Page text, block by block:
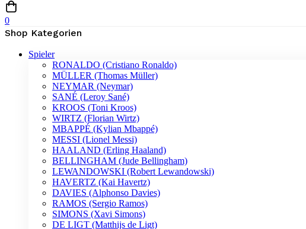
0
Shop Kategorien
Spieler
RONALDO (Cristiano Ronaldo)
MÜLLER (Thomas Müller)
NEYMAR (Neymar)
SANÉ (Leroy Sané)
KROOS (Toni Kroos)
WIRTZ (Florian Wirtz)
MBAPPÉ (Kylian Mbappé)
MESSI (Lionel Messi)
HAALAND (Erling Haaland)
BELLINGHAM (Jude Bellingham)
LEWANDOWSKI (Robert Lewandowski)
HAVERTZ (Kai Havertz)
DAVIES (Alphonso Davies)
RAMOS (Sergio Ramos)
SIMONS (Xavi Simons)
DE LIGT (Matthijs de Ligt)